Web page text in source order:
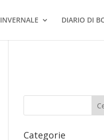
INVERNALE DIARIO DI
Categorie